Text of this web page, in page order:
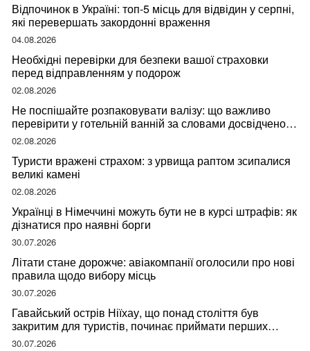
Відпочинок в Україні: топ-5 місць для відвідин у серпні,
які перевершать закордонні враження
04.08.2026
Необхідні перевірки для безпеки вашої страховки
перед відправленням у подорож
02.08.2026
Не поспішайте розпаковувати валізу: що важливо
перевірити у готельній ванній за словами досвідченої
мандрівниці
02.08.2026
Туристи вражені страхом: з урвища раптом зсипалися
великі камені
02.08.2026
Українці в Німеччині можуть бути не в курсі штрафів: як
дізнатися про наявні борги
30.07.2026
Літати стане дорожче: авіакомпанії оголосили про нові
правила щодо вибору місць
30.07.2026
Гавайський острів Ніїхау, що понад століття був
закритим для туристів, починає приймати перших
відвідувачів
30.07.2026